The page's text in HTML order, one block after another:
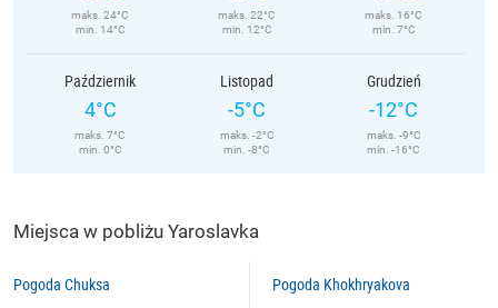
maks. 24°C
min. 14°C
maks. 22°C
min. 12°C
maks. 16°C
min. 7°C
Październik
4°C
maks. 7°C
min. 0°C
Listopad
-5°C
maks. -2°C
min. -8°C
Grudzień
-12°C
maks. -9°C
min. -16°C
Miejsca w pobliżu Yaroslavka
Pogoda Chuksa Pogoda Khokhryakova